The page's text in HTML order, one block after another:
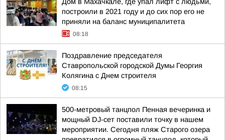
построили в 2021 году и до сих пор его не
приняли на баланс муниципалитета
08:18
Поздравление председателя
Ставропольской городской Думы Георгия
Колягина с Днем строителя
08:15
500-метровый танцпол Пенная вечеринка и
мощный DJ-сет поставили точку в нашем
мероприятии. Сегодня пляж Старого озера